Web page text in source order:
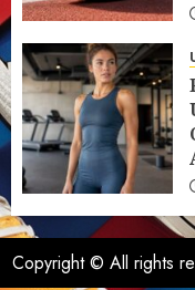
Copyright © All rights